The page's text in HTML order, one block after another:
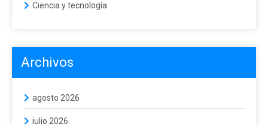
Ciencia y tecnología
Archivos
agosto 2026
julio 2026